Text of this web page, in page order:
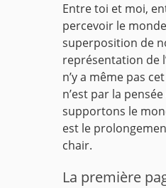
Entre toi et moi,
percevoir le
superposition de
représentation de
n’y a même pas
n’est par la
supportons le
est le
chair.
La première